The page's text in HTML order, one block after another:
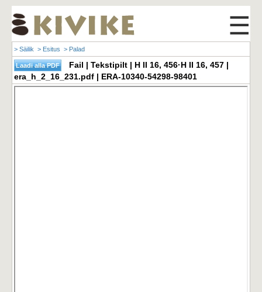
☰
> Säilik > Esitus > Palad
Fail | Tekstipilt | H II 16, 456·H II 16, 457 |
era_h_2_16_231.pdf | ERA-10340-54298-98401